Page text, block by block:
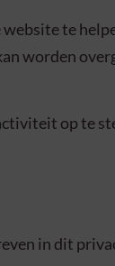
te
worden
op te
in dit